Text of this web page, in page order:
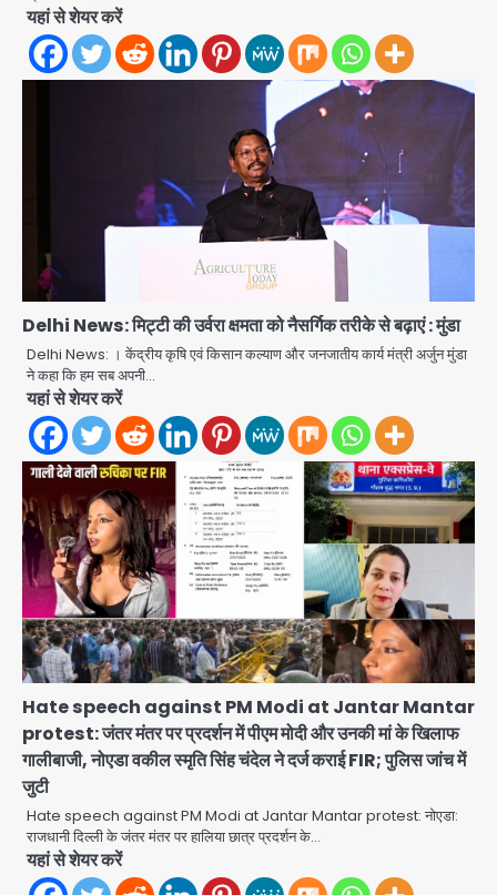
यहां से शेयर करें
Delhi News: मिट्टी की उर्वरा क्षमता को नैसर्गिक तरीके से बढ़ाएं : मुंडा
Delhi News: । केंद्रीय कृषि एवं किसान कल्याण और जनजातीय कार्य मंत्री अर्जुन मुंडा
ने कहा कि हम सब अपनी…
यहां से शेयर करें
Hate speech against PM Modi at Jantar Mantar
protest: जंतर मंतर पर प्रदर्शन में पीएम मोदी और उनकी मां के खिलाफ
गालीबाजी, नोएडा वकील स्मृति सिंह चंदेल ने दर्ज कराई FIR; पुलिस जांच में
जुटी
Hate speech against PM Modi at Jantar Mantar protest: नोएडा:
राजधानी दिल्ली के जंतर मंतर पर हालिया छात्र प्रदर्शन के…
यहां से शेयर करें
2
Noida Sector 105: हाई कोर्ट जज व पूर्व
कैबिनेट सेक्रेटरी ने बच्चों संग चलाया सफाई
अभियान, 160 किलो कूड़ा हटाया
Avinash Kumar
3
Noida District Hospital: नोएडा
जिला अस्पताल में फॉल सीलिंग गिरी, गायनो
OT गैलरी में बड़ा हादसा टला; मरीजों की सुरक्षा
पर उठे सवाल
Avinash Kumar
4
Congress Mission 2027:
गाजियाबाद कांग्रेस के सह-पर्यवेक्षक बने
सतेन्द्र शर्मा, गौतमबुद्धनगर नेताओं ने जताया
आभार
Avinash Kumar
5
Notice: सेक्टर-21 के बाल भारती स्कूल में
बिना खिड़की-वेंटिलेशन बेसमेंट में चल रही थी
भेजा नोटिस
Avinash Kumar